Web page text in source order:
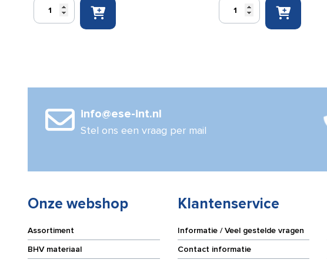
Defibtech
Lifeline
Defibtech
Lifeline
info@ese-int.nl
Stel ons een vraag per mail
Onze webshop
Assortiment
BHV materiaal
Klantenservice
Informatie / Veel gestelde vragen
Contact informatie